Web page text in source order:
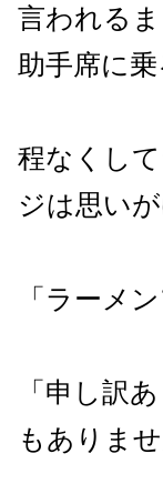
言われる
助手席に乗
程なくし
ジは思い
「ラーメ
「申し訳
もありませ